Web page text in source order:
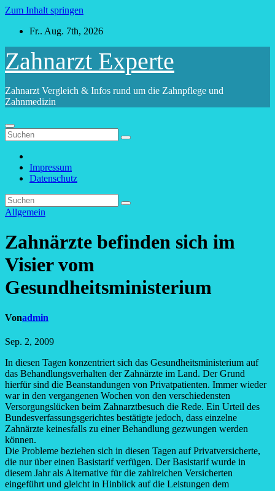
Zum Inhalt springen
Fr.. Aug. 7th, 2026
Zahnarzt Experte
Zahnarzt Vergleich & Infos rund um die Zahnpflege und
Zahnmedizin
Impressum
Datenschutz
Allgemein
Zahnärzte befinden sich im
Visier vom
Gesundheitsministerium
Vonadmin
Sep. 2, 2009
In diesen Tagen konzentriert sich das Gesundheitsministerium auf
das Behandlungsverhalten der Zahnärzte im Land. Der Grund
hierfür sind die Beanstandungen von Privatpatienten. Immer wieder
war in den vergangenen Wochen von den verschiedensten
Versorgungslücken beim Zahnarztbesuch die Rede. Ein Urteil des
Bundesverfassungsgerichtes bestätigte jedoch, dass einzelne
Zahnärzte keinesfalls zu einer Behandlung gezwungen werden
können.
Die Probleme beziehen sich in diesen Tagen auf Privatversicherte,
die nur über einen Basistarif verfügen. Der Basistarif wurde in
diesem Jahr als Alternative für die zahlreichen Versicherten
eingeführt und gleicht in Hinblick auf die Leistungen dem